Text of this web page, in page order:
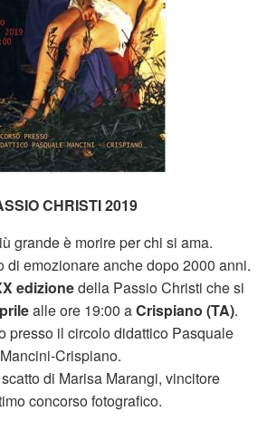
CHRISTI 2019
grande è morire per chi si ama.
di emozionare anche dopo 2000 anni.
edizionedella Passio Christi che si
alle ore 19:00 aCrispiano (TA).
presso il circolo didattico Pasquale
Mancini-Crispiano.
di Marisa Marangi, vincitore
concorso fotografico.